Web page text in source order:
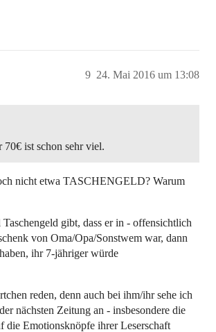
24. Mai 2016 um 13:08
9
70€ ist schon sehr viel.
nicht etwa TASCHENGELD? Warum
gibt, dass er in - offensichtlich
von Oma/Opa/Sonstwem war, dann
ihr 7-jähriger würde
reden, denn auch bei ihm/ihr sehe ich
nächsten Zeitung an - insbesondere die
die Emotionsknöpfe ihrer Leserschaft